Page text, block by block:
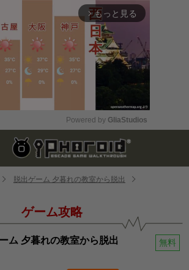
arrow_forward_ios もっと見る
Mute
Powered by GliaStudios
脱出ゲーム 夕暮れの教室から脱出
ゲーム攻略
ム 夕暮れの教室から脱出 無料